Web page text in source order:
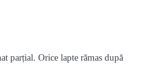
parțial. Orice lapte rămas după